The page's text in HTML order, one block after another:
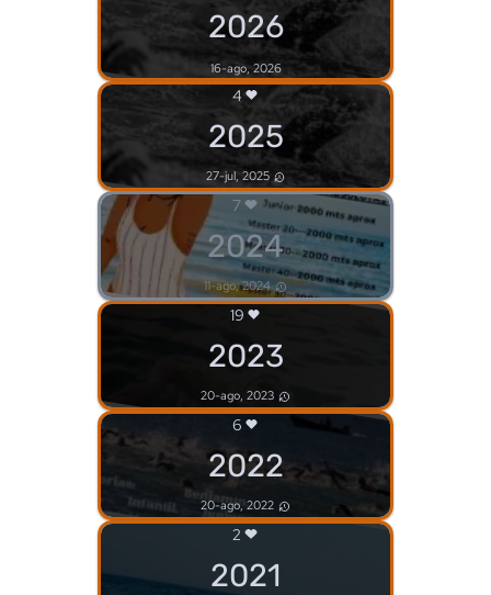
2026
16-ago, 2026
4
2025
27-jul, 2025
7
2024
11-ago, 2024
19
2023
20-ago, 2023
6
2022
20-ago, 2022
2
2021